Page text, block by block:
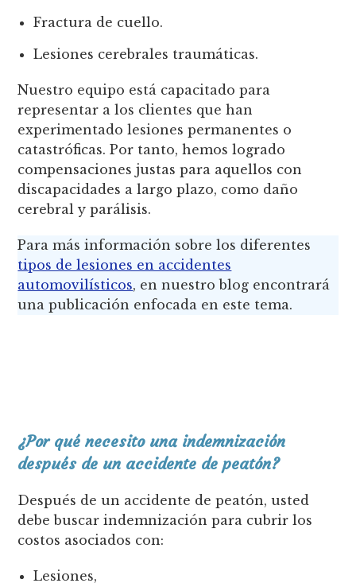
Fractura de cuello.
Lesiones cerebrales traumáticas.
Nuestro equipo está capacitado para
representar a los clientes que han
experimentado lesiones permanentes o
catastróficas. Por tanto, hemos logrado
compensaciones justas para aquellos con
discapacidades a largo plazo, como daño
cerebral y parálisis.
Para más información sobre los diferentes
tipos de lesiones en accidentes
automovilísticos, en nuestro blog encontrará
una publicación enfocada en este tema.
¿Por qué necesito una indemnización
después de un accidente de peatón?
Después de un accidente de peatón, usted
debe buscar indemnización para cubrir los
costos asociados con:
Lesiones,